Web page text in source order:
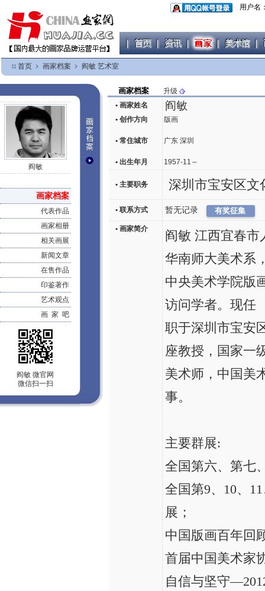
用户名
首页 ﹥ 画家档案 ﹥ 阎敏 艺术室
阎敏
画家档案
代表作品
画家相册
相关画展
新闻文章
在售作品
印鉴著作
艺术观点
画 家 吧
阎敏 微官网
微信扫一扫
画家档案
升级
• 画家姓名
阎敏
• 创作方向 版画
• 常住城市 广东 深圳
• 出生年月 1957-11～
• 主要职务 深圳市宝安区文
• 联系方式 暂无记录
• 画家简介
阎敏 江西宜春市
华南师大美术系
中央美术学院版
访问学者。现任
职于深圳市宝安
座教授，国家一
美术师，中国美
事。
主要群展:
全国第六、第七
全国第9、10、
展；
中国版画百年回
首届中国美术家
自信与坚守